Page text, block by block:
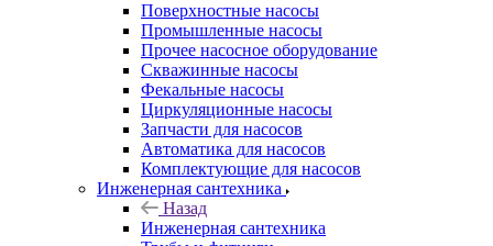
Поверхностные насосы
Промышленные насосы
Прочее насосное оборудование
Скважинные насосы
Фекальные насосы
Циркуляционные насосы
Запчасти для насосов
Автоматика для насосов
Комплектующие для насосов
Инженерная сантехника
Назад
Инженерная сантехника